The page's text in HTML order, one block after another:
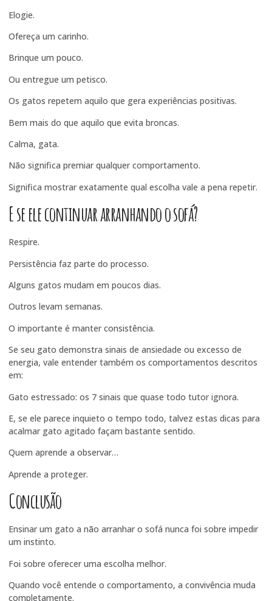
Elogie.
Ofereça um carinho.
Brinque um pouco.
Ou entregue um petisco.
Os gatos repetem aquilo que gera experiências positivas.
Bem mais do que aquilo que evita broncas.
Calma, gata.
Não significa premiar qualquer comportamento.
Significa mostrar exatamente qual escolha vale a pena repetir.
E se ele continuar arranhando o sofá?
Respire.
Persistência faz parte do processo.
Alguns gatos mudam em poucos dias.
Outros levam semanas.
O importante é manter consistência.
Se seu gato demonstra sinais de ansiedade ou excesso de
energia, vale entender também os comportamentos descritos
em:
Gato estressado: os 7 sinais que quase todo tutor ignora.
E, se ele parece inquieto o tempo todo, talvez estas dicas para
acalmar gato agitado façam bastante sentido.
Quem aprende a observar…
Aprende a proteger.
Conclusão
Ensinar um gato a não arranhar o sofá nunca foi sobre impedir
um instinto.
Foi sobre oferecer uma escolha melhor.
Quando você entende o comportamento, a convivência muda
completamente.